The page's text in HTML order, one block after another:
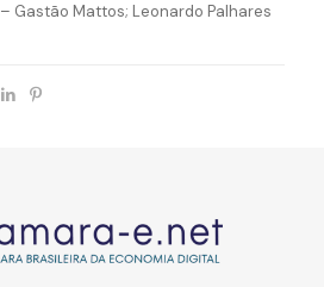
– Gastão Mattos; Leonardo Palhares